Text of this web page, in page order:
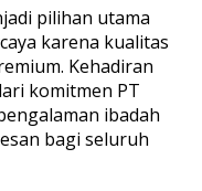
pilihan utama
karena kualitas
Kehadiran
komitmen PT
ibadah
bagi seluruh